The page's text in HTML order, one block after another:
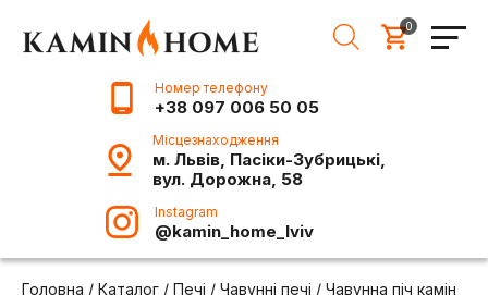
0
Номер телефону
+38 097 006 50 05
Місцезнаходження
м. Львів, Пасіки-Зубрицькі,
вул. Дорожна, 58
Instagram
@kamin_home_lviv
Головна / Каталог / Печі / Чавунні печі / Чавунна піч камін